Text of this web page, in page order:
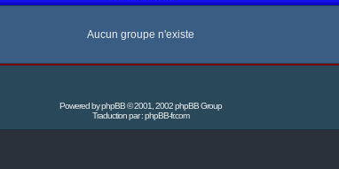
Aucun groupe n'existe
Powered byphpBB© 2001, 2002 phpBB Group
Traduction par :phpBB-fr.com